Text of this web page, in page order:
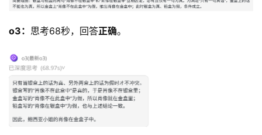
资
讯
首
页
o3： 思考68秒，回答正确。